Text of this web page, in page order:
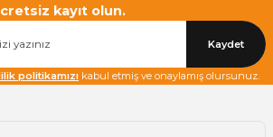
kayıt olun.
Kaydet
politikamızı kabul etmiş ve onaylamış olursunuz.